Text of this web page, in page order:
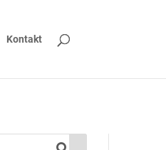
Kontakt